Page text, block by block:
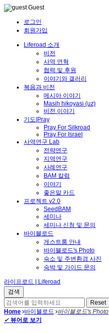
Guest
로그인
회원가입
Liferoad 소개
비전
사역 연혁
협력 및 후원
이야기와 갤러리
복음과 비전
메시아 이야기
Masih hikoyasi (uz)
비전 이야기
기도|Pray
Pray For Silkroad
Pray For Israel
사역연구 Lab
전략연구
지역연구
사례연구
BAM 칼럼
이야기
좋은말 카드
프로젝트 v2.0
SeedBAM
세미나
세미나 신청 및 문의
바이블로드
게스트룸 안내
바이블로드's Photo
숙소 및 주변환경 사진
숙박 및 가이드 문의
라이프로드 | Liferoad
Home 바이블로드
바이블로드's Photo
✔ 뷰어로 보기